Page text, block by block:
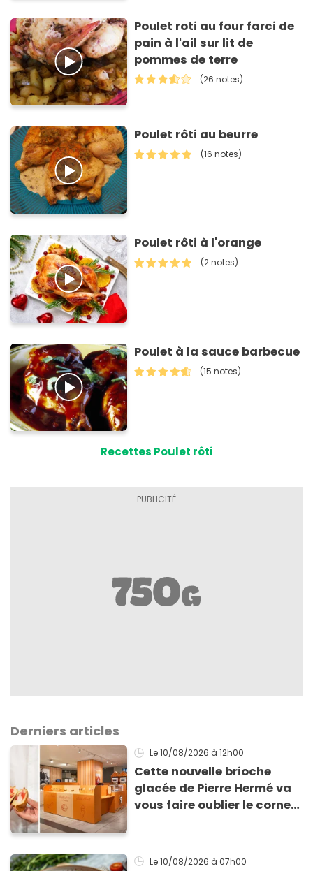
Poulet roti au four farci de
pain à l'ail sur lit de
pommes de terre
(26 notes)
Poulet rôti au beurre
(16 notes)
Poulet rôti à l'orange
(2 notes)
Poulet à la sauce barbecue
(15 notes)
Recettes Poulet rôti
Derniers articles
Le 10/08/2026 à 12h00
Cette nouvelle brioche
glacée de Pierre Hermé va
vous faire oublier le cornet
Le 10/08/2026 à 07h00